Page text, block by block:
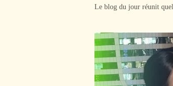
Le blog du jour réunit